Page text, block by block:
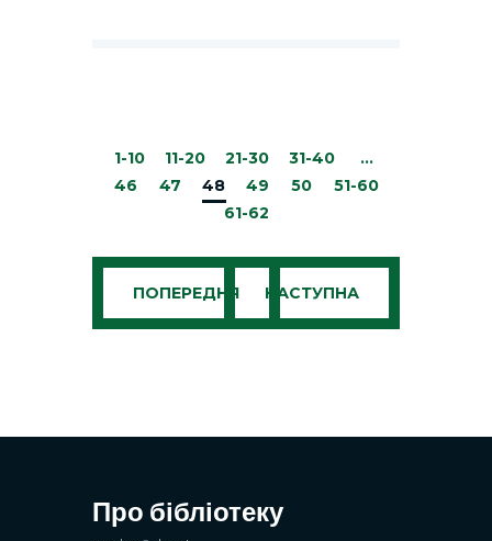
ПОПЕРЕДНЯ
1-10 11-20 21-30 31-40
…
46
47 48 49 50
51-60
61-62
НАСТУПНА
Про бібліотеку